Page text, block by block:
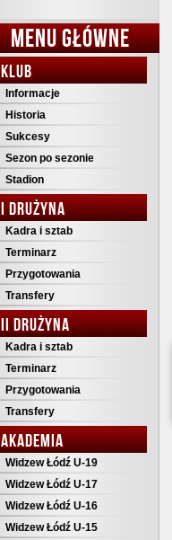
MENU GŁÓWNE
KLUB
Informacje
Historia
Sukcesy
Sezon po sezonie
Stadion
I DRUŻYNA
Kadra i sztab
Terminarz
Przygotowania
Transfery
II DRUŻYNA
Kadra i sztab
Terminarz
Przygotowania
Transfery
AKADEMIA
Widzew Łódź U-19
Widzew Łódź U-17
Widzew Łódź U-16
Widzew Łódź U-15